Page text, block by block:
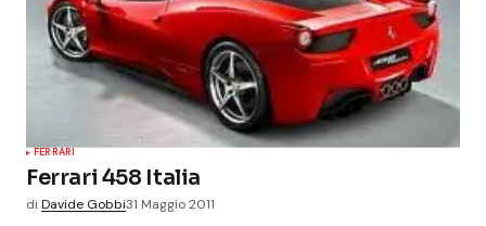
FERRARI
Ferrari 458 Italia
di Davide Gobbi31 Maggio 2011